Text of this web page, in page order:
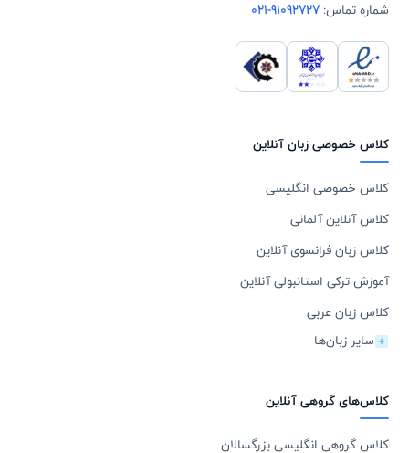
شماره تماس:021-91092727
کلاس خصوصی زبان آنلاین
کلاس خصوصی انگلیسی
کلاس آنلاین آلمانی
کلاس زبان فرانسوی آنلاین
آموزش ترکی استانبولی آنلاین
کلاس زبان عربی
سایر زبان‌ها
کلاس‌های گروهی آنلاین
کلاس گروهی انگلیسی بزرگسالان